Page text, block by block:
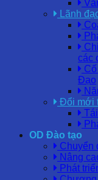
Lãnh
các
Đạo
Đổi mới
OD Đào tạo
Chuyển
Nâng
Phát